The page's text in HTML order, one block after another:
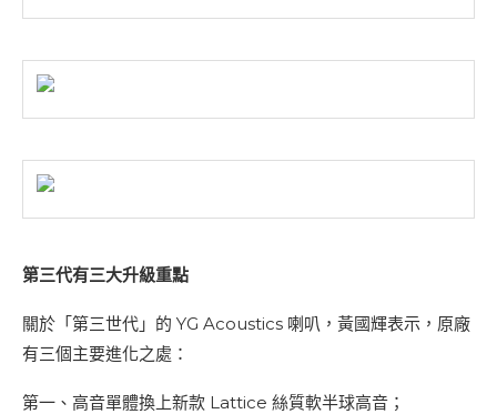
第三代有三大升級重點
關於「第三世代」的 YG Acoustics 喇叭，黃國輝表示，原廠
有三個主要進化之處：
第一、高音單體換上新款 Lattice 絲質軟半球高音；